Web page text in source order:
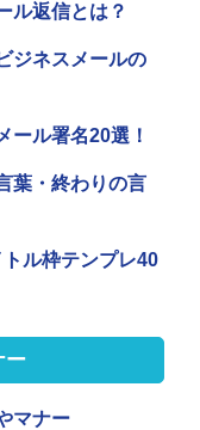
ル返信とは？
ジネスメールの
ール署名20選！
葉・終わりの言
ル枠テンプレ40
ー
マナー